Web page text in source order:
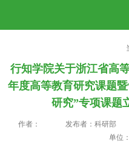
行知学院关于浙江省高
年度高等教育研究课题
研究”专项课题
作者： 发布者：科研部
单位